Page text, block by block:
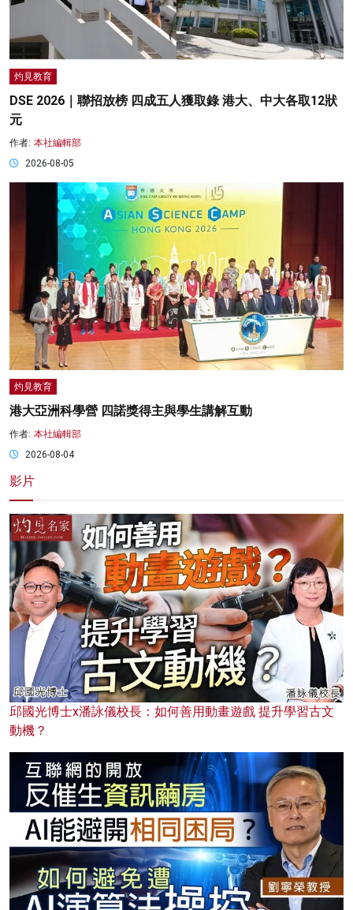
灼見教育
DSE 2026｜聯招放榜 四成五人獲取錄 港大、中大各取12狀
元
作者: 本社編輯部
2026-08-05
灼見教育
港大亞洲科學營 四諾獎得主與學生講解互動
作者: 本社編輯部
2026-08-04
影片
邱國光博士x潘詠儀校長：如何善用動畫遊戲 提升學習古文
動機？